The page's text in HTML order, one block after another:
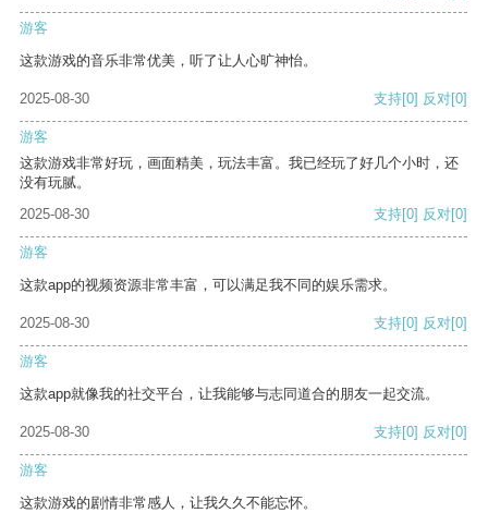
游客
这款游戏的音乐非常优美，听了让人心旷神怡。
2025-08-30 支持[0] 反对[0]
游客
这款游戏非常好玩，画面精美，玩法丰富。我已经玩了好几个小时，还
没有玩腻。
2025-08-30
支持[0] 反对[0]
游客
这款app的视频资源非常丰富，可以满足我不同的娱乐需求。
2025-08-30 支持[0] 反对[0]
游客
这款app就像我的社交平台，让我能够与志同道合的朋友一起交流。
2025-08-30 支持[0] 反对[0]
游客
这款游戏的剧情非常感人，让我久久不能忘怀。